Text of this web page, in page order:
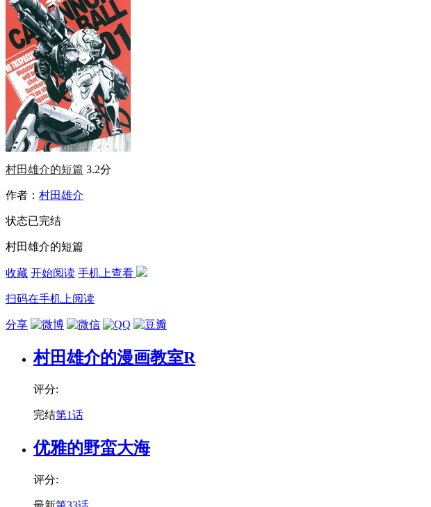
村田雄介的短篇 3.2分
作者： 村田雄介
状态已完结
村田雄介的短篇
收藏 开始阅读 手机上查看
扫码在手机上阅读
分享
村田雄介的漫画教室R
评分:
完结第1话
优雅的野蛮大海
评分: